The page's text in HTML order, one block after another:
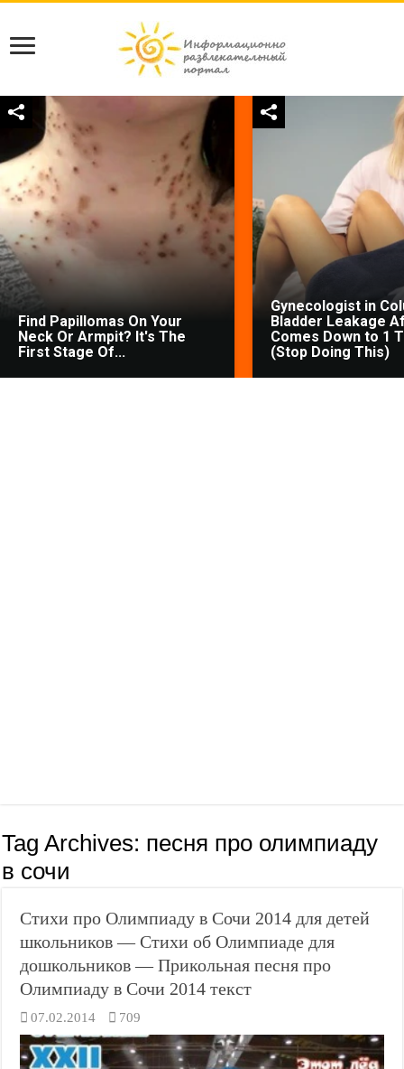
Find Papillomas On Your
Neck Or Armpit? It's The
First Stage Of...
Gynecologist in
Bladder Leakage
Comes Down to 1
(Stop Doing This)
Tag Archives: песня про олимпиаду
в сочи
Стихи про Олимпиаду в Сочи 2014 для детей
школьников — Стихи об Олимпиаде для
дошкольников — Прикольная песня про
Олимпиаду в Сочи 2014 текст
07.02.2014 709